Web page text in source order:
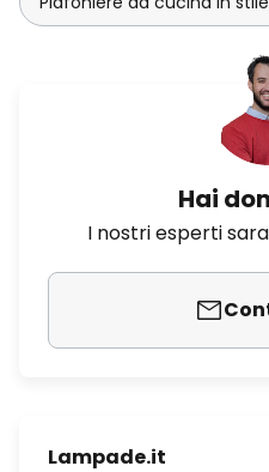
Hai
I nostri esperti
Lampade.it